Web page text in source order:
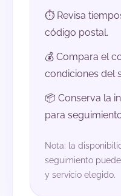
⏱️ Revisa
código postal.
💰 Compara el
condiciones del
📦 Conserva la
para
Nota: la
seguimiento
y servicio elegido.